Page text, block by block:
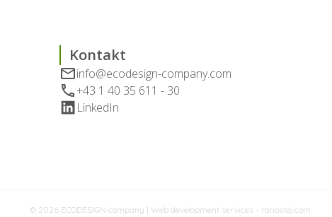
Kontakt
info@ecodesign-company.com
+43 1 40 35 611 - 30
LinkedIn
© 2026 ECODESIGN company | Web development services - ranostaj.com